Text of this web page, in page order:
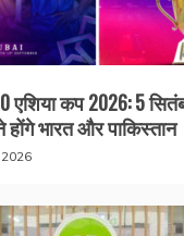
एशिया कप 2026: 5
भारत और पाकिस्तान